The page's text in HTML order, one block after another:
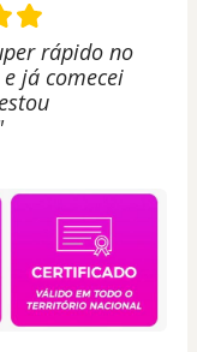
rápido no
já comecei